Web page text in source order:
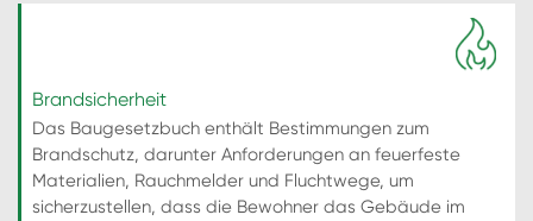
Brandsicherheit
Das Baugesetzbuch enthält Bestimmungen zum
Brandschutz, darunter Anforderungen an feuerfeste
Materialien, Rauchmelder und Fluchtwege, um
sicherzustellen, dass die Bewohner das Gebäude im